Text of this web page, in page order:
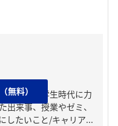
クチカ（学生時代に力
出来事、授業やゼミ、
したいこと/キャリア...
無料）